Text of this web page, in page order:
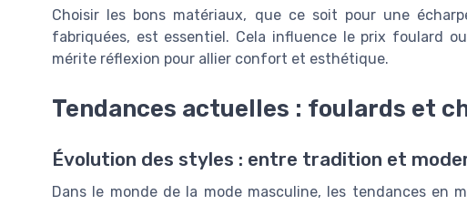
Choisir les bons matériaux, que ce soit pour une
fabriquées, est essentiel. Cela influence le prix foulard
mérite réflexion pour allier confort et esthétique.
Tendances actuelles : foulards et
Évolution des styles : entre tradition et
Dans le monde de la mode masculine, les tendances en